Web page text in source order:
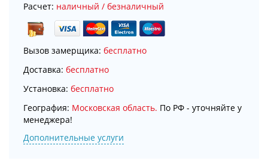
Расчет: наличный / безналичный
Вызов замерщика: бесплатно
Доставка: бесплатно
Установка: бесплатно
География: Московская область. По РФ - уточняйте у
менеджера!
Дополнительные услуги